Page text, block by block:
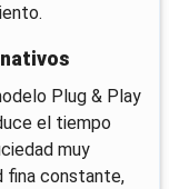
Plug & Play
el tiempo
muy
fina constante,